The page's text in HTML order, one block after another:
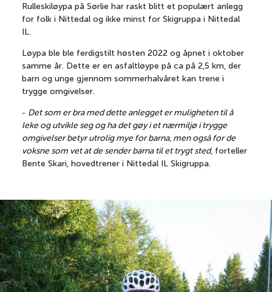
Rulleskiløypa på Sørlie har raskt blitt et populært anlegg
for folk i Nittedal og ikke minst for Skigruppa i Nittedal
IL.
Løypa ble ble ferdigstilt høsten 2022 og åpnet i oktober
samme år. Dette er en asfaltløype på ca på 2,5 km, der
barn og unge gjennom sommerhalvåret kan trene i
trygge omgivelser.
- Det som er bra med dette anlegget er muligheten til å
leke og utvikle seg og ha det gøy i et nærmiljø i trygge
omgivelser betyr utrolig mye for barna, men også for de
voksne som vet at de sender barna til et trygt sted, forteller
Bente Skari, hovedtrener i Nittedal IL Skigruppa.